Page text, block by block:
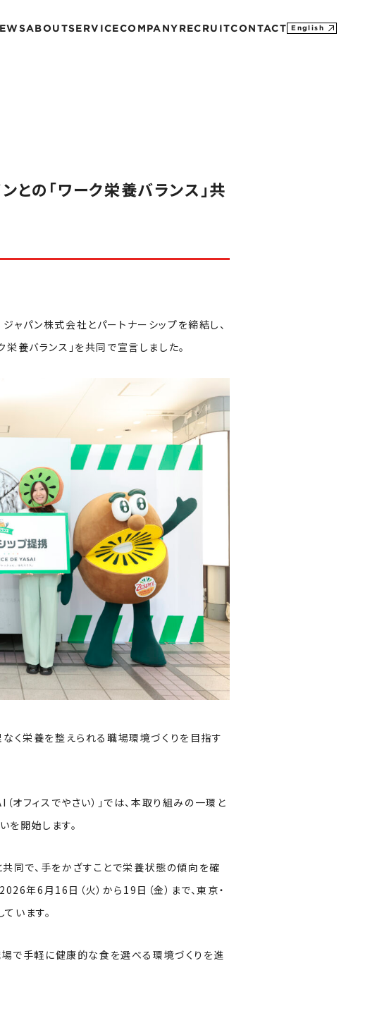
ABOUTSERVICECOMPANY RECRUITCONTACT English
との「ワーク栄養バランス」共
ャパン株式会社とパートナーシップを締結し、
養バランス」を共同で宣言しました。
く栄養を整えられる職場環境づくりを目指す
フィスでやさい）」では、本取り組みの一環と
を開始します。
同で、手をかざすことで栄養状態の傾向を確
年6月16日（火）から19日（金）まで、東京・
います。
場で手軽に健康的な食を選べる環境づくりを進